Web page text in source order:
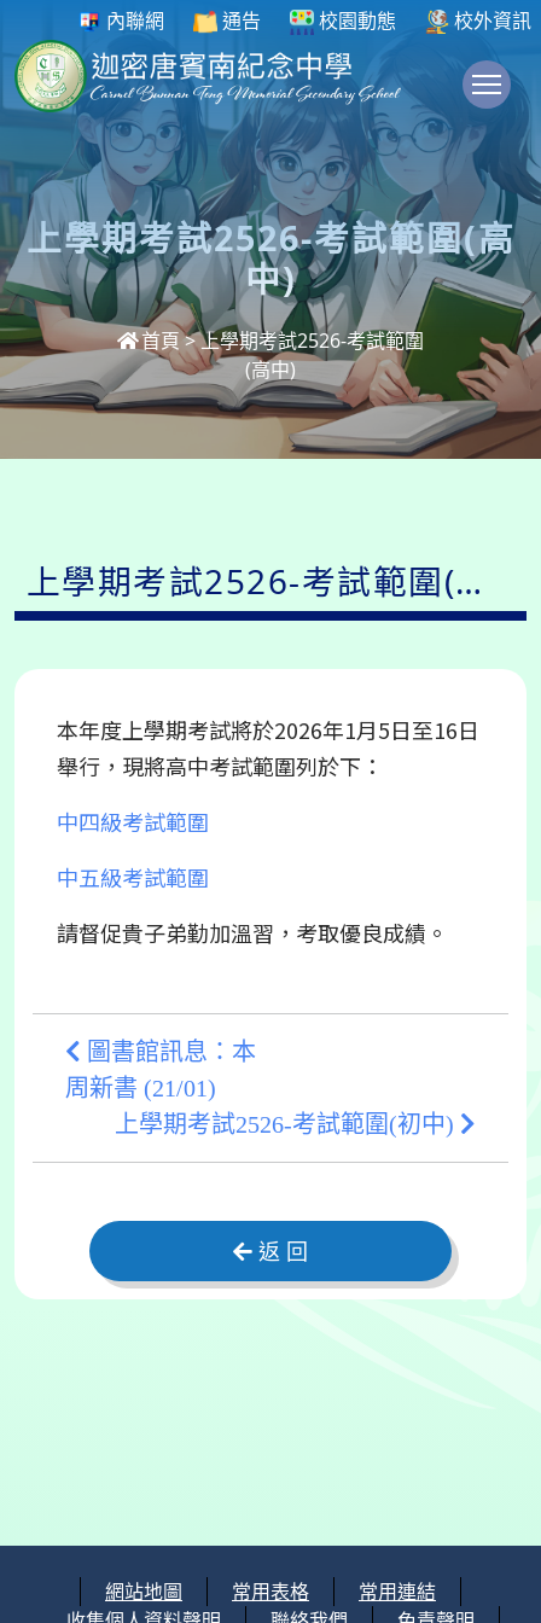
內聯網 通告 校園動態 校外資訊
上學期考試2526-考試範圍(高
中)
首頁 >上學期考試2526-考試範圍
(高中)
上學期考試2526-考試範圍(高
中)
本年度上學期考試將於2026年1月5日至16日
舉行，現將高中考試範圍列於下：
中四級考試範圍
中五級考試範圍
請督促貴子弟勤加溫習，考取優良成績。
圖書館訊息：本
周新書 (21/01)
上學期考試2526-考試範圍(初中)
返 回
網站地圖 常用表格
常用連結